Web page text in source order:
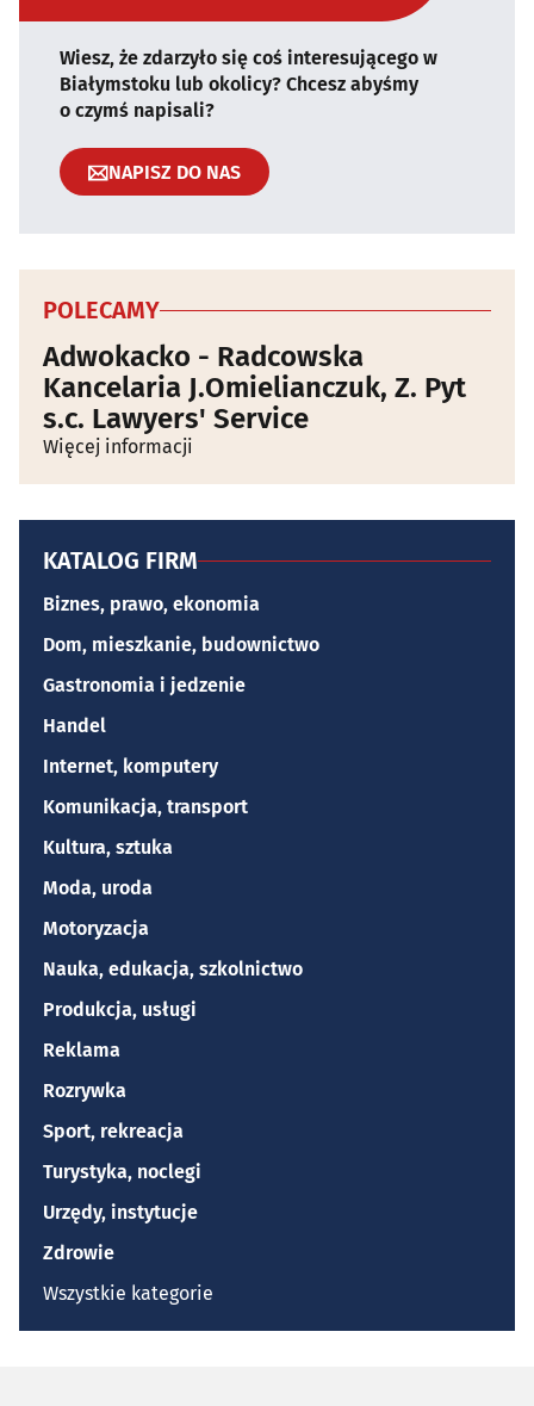
Wiesz, że zdarzyło się coś interesującego w
Białymstoku lub okolicy? Chcesz abyśmy
o czymś napisali?
NAPISZ DO NAS
POLECAMY
Adwokacko - Radcowska
Kancelaria J.Omielianczuk, Z. Pyt
s.c. Lawyers' Service
Więcej informacji
KATALOG FIRM
Biznes, prawo, ekonomia
Dom, mieszkanie, budownictwo
Gastronomia i jedzenie
Handel
Internet, komputery
Komunikacja, transport
Kultura, sztuka
Moda, uroda
Motoryzacja
Nauka, edukacja, szkolnictwo
Produkcja, usługi
Reklama
Rozrywka
Sport, rekreacja
Turystyka, noclegi
Urzędy, instytucje
Zdrowie
Wszystkie kategorie